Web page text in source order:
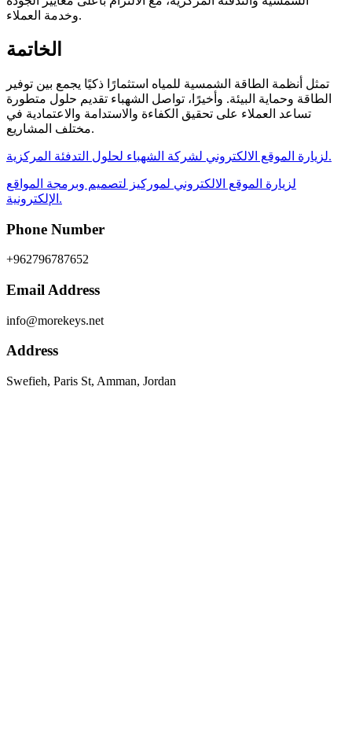
وخدمة العملاء.
الخاتمة
تمثل أنظمة الطاقة الشمسية للمياه استثمارًا ذكيًا يجمع بين توفير
الطاقة وحماية البيئة. وأخيرًا، تواصل الشهباء تقديم حلول متطورة
تساعد العملاء على تحقيق الكفاءة والاستدامة والاعتمادية في
مختلف المشاريع.
لزيارة الموقع الالكتروني لشركة الشهباء لحلول التدفئة المركزية.
لزيارة الموقع الالكتروني لموركيز لتصميم وبرمجة المواقع
الإلكترونية.
Phone Number
+962796787652
Email Address
info@morekeys.net
Address
Swefieh, Paris St, Amman, Jordan